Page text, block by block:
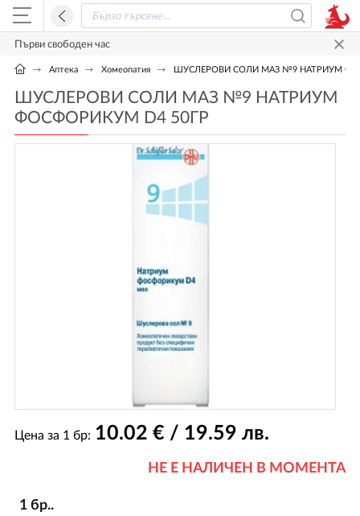
Първи свободен час
Аптека Хомеопатия ШУСЛЕРОВИ СОЛИ МАЗ №9 НАТРИУМ
ШУСЛЕРОВИ СОЛИ МАЗ №9 НАТРИУМ
ФОСФОРИКУМ D4 50ГР
Цена за 1 бр: 10.02 € / 19.59 лв.
НЕ Е НАЛИЧЕН В МОМЕНТА
1 бр..